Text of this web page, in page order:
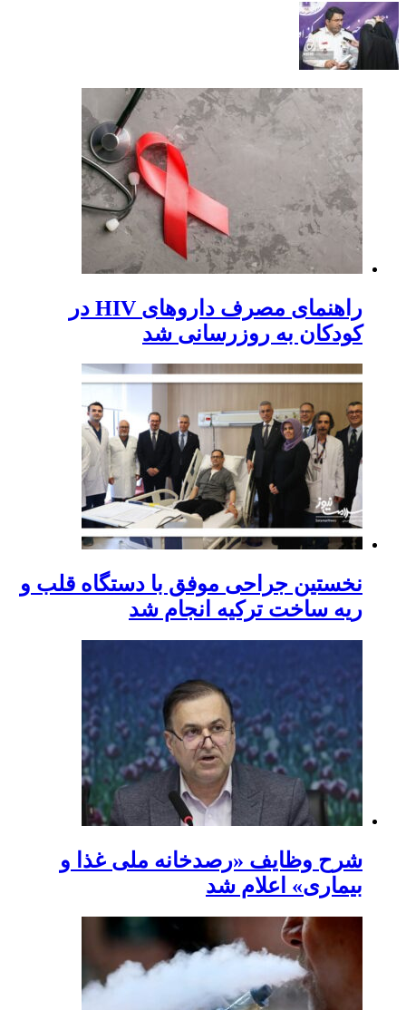
راهنمای مصرف داروهای HIV در
کودکان به روزرسانی شد
نخستین جراحی موفق با دستگاه قلب و
ریه ساخت ترکیه انجام شد
شرح وظایف «رصدخانه ملی غذا و
بیماری» اعلام شد